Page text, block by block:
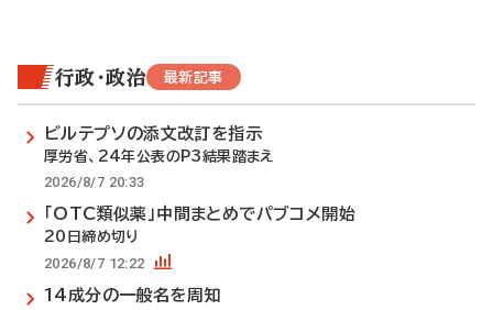
行政・政治 最新記事
ビルテプソの添文改訂を指示
厚労省、24年公表のP3結果踏まえ
2026/8/7 20:33
「OTC類似薬」中間まとめでパブコメ開始
20日締め切り
2026/8/7 12:22
14成分の一般名を周知